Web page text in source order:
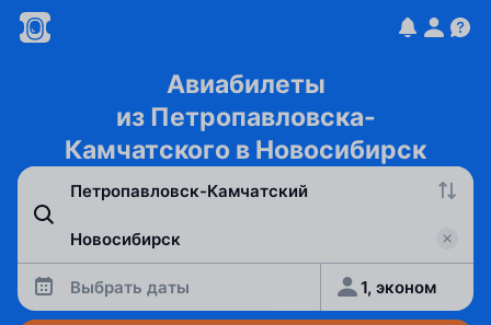
Авиабилеты
из Петропавловска-
Камчатского в Новосибирск
Выбрать даты 1, эконом